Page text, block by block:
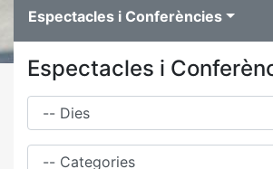
Espectacles i Conferències
Espectacles i
Dies
Família